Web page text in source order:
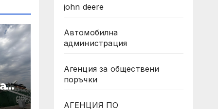
john deere
Автомобилна
администрация
Агенция за обществени
поръчки
АГЕНЦИЯ ПО